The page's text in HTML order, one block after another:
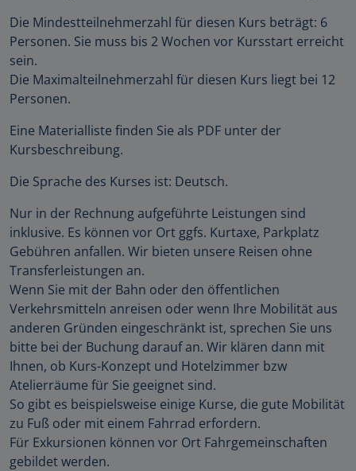
Die Mindestteilnehmerzahl für diesen Kurs beträgt: 6
Personen. Sie muss bis 2 Wochen vor Kursstart erreicht
sein.
Die Maximalteilnehmerzahl für diesen Kurs liegt bei 12
Personen.
Eine Materialliste finden Sie als PDF unter der
Kursbeschreibung.
Die Sprache des Kurses ist: Deutsch.
Nur in der Rechnung aufgeführte Leistungen sind
inklusive. Es können vor Ort ggfs. Kurtaxe, Parkplatz
Gebühren anfallen. Wir bieten unsere Reisen ohne
Transferleistungen an.
Wenn Sie mit der Bahn oder den öffentlichen
Verkehrsmitteln anreisen oder wenn Ihre Mobilität aus
anderen Gründen eingeschränkt ist, sprechen Sie uns
bitte bei der Buchung darauf an. Wir klären dann mit
Ihnen, ob Kurs-Konzept und Hotelzimmer bzw
Atelierräume für Sie geeignet sind.
So gibt es beispielsweise einige Kurse, die gute Mobilität
zu Fuß oder mit einem Fahrrad erfordern.
Für Exkursionen können vor Ort Fahrgemeinschaften
gebildet werden.